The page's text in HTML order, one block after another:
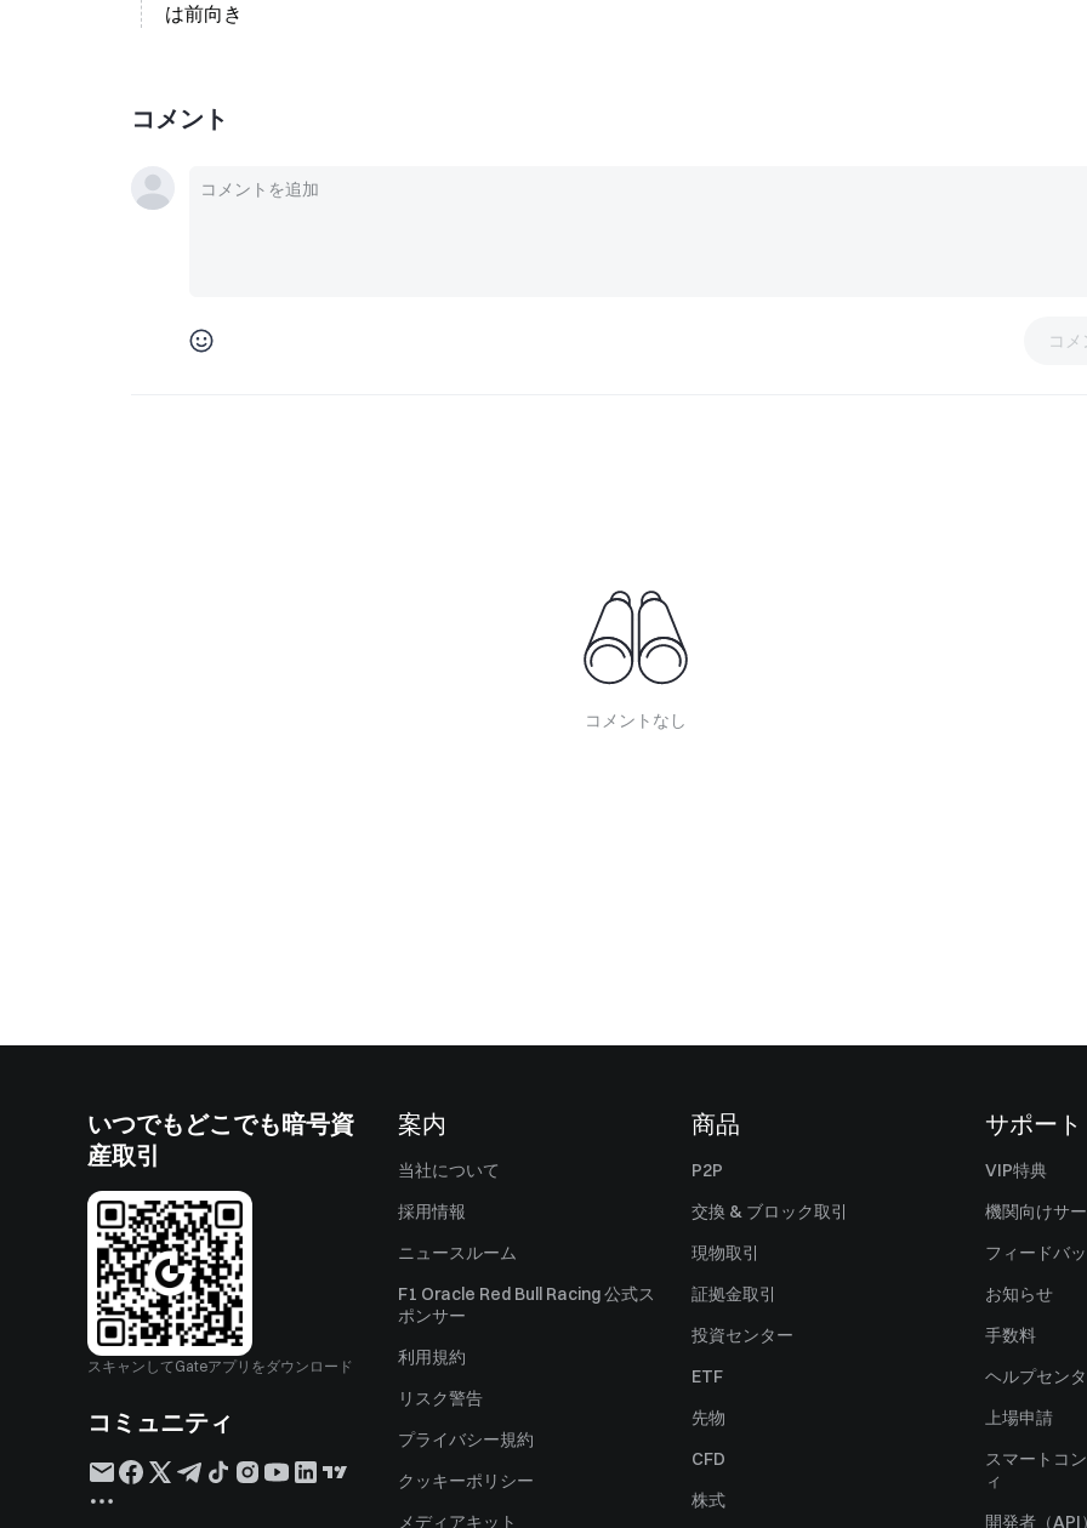
は前向き
コメント
コ
コメントなし
いつでもどこでも暗号資
産取引
スキャンしてGateアプリをダウンロード
コミュニティ
案内
当社について
採用情報
ニュースルーム
F1 Oracle Red Bull Racing 公式ス
ポンサー
利用規約
リスク警告
プライバシー規約
クッキーポリシー
メディアキット
商品
P2P
交換 & ブロック取引
現物取引
証拠金取引
投資センター
ETF
先物
CFD
株式
サポート
VIP特典
機関向けサ
フィードバ
お知らせ
手数料
ヘルプセン
上場申請
スマートコ
ィ
開発者（API